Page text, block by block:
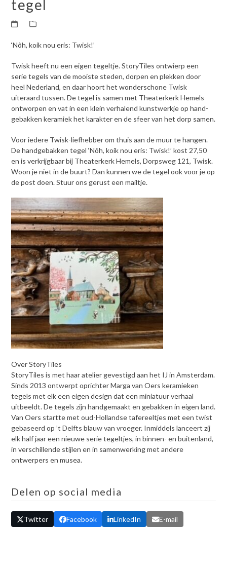
tegel
‘Nôh, koik nou eris: Twisk!’
Twisk heeft nu een eigen tegeltje. StoryTiles ontwierp een
serie tegels van de mooiste steden, dorpen en plekken door
heel Nederland, en daar hoort het wonderschone Twisk
uiteraard tussen. De tegel is samen met Theaterkerk Hemels
ontworpen en vat in een klein verhalend kunstwerkje op hand-
gebakken keramiek het karakter en de sfeer van het dorp samen.
Voor iedere Twisk-liefhebber om thuis aan de muur te hangen.
De handgebakken tegel ‘Nôh, koik nou eris: Twisk!’ kost 27,50
en is verkrijgbaar bij Theaterkerk Hemels, Dorpsweg 121, Twisk.
Woon je niet in de buurt? Dan kunnen we de tegel ook voor je op
de post doen. Stuur ons gerust een mailtje.
Over StoryTiles
StoryTiles is met haar atelier gevestigd aan het IJ in Amsterdam.
Sinds 2013 ontwerpt oprichter Marga van Oers keramieken
tegels met elk een eigen design dat een miniatuur verhaal
uitbeeldt. De tegels zijn handgemaakt en gebakken in eigen land.
Van Oers startte met oud-Hollandse tafereeltjes met een twist
gebaseerd op ’t Delfts blauw van vroeger. Inmiddels lanceert zij
elk half jaar een nieuwe serie tegeltjes, in binnen- en buitenland,
in verschillende stijlen en in samenwerking met andere
ontwerpers en musea.
Delen op social media
Twitter Facebook LinkedIn E-mail